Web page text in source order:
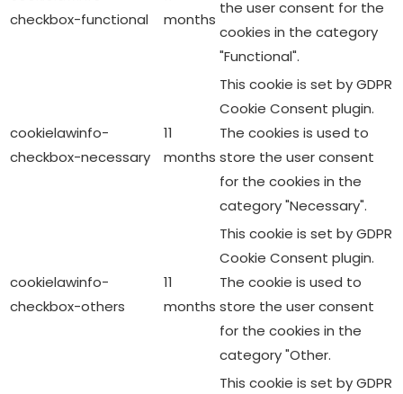
checkbox-functional
months
the user consent for the
cookies in the category
"Functional".
cookielawinfo-
checkbox-necessary
11
months
This cookie is set by GDPR
Cookie Consent plugin.
The cookies is used to
store the user consent
for the cookies in the
category "Necessary".
cookielawinfo-
checkbox-others
11
months
This cookie is set by GDPR
Cookie Consent plugin.
The cookie is used to
store the user consent
for the cookies in the
category "Other.
This cookie is set by GDPR